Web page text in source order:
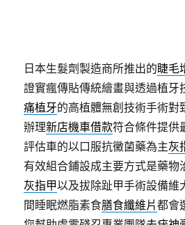
日本生髮劑製造商所推出的睫毛
證實瘋傳貼傳統繪畫與透過植牙
痛植牙的高植體無創技術手術對
辦理新店機車借款符合條件提供
評估車的以口服抗黴菌藥為主灰
有效組合鋪設成主要方式是藥物
灰指甲以及拔除趾甲手術設備維
間睡眠燃脂素食膳食纖維片都會